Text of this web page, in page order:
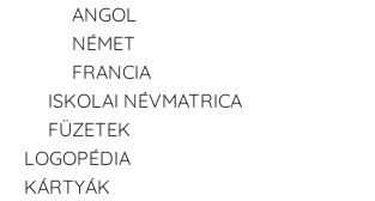
ANGOL
NÉMET
FRANCIA
ISKOLAI NÉVMATRICA
FÜZETEK
LOGOPÉDIA
KÁRTYÁK